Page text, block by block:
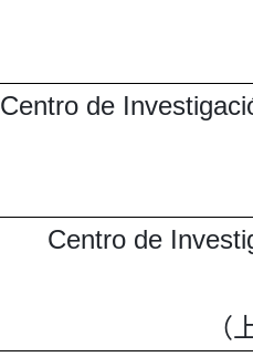
Centro de
Centro de
（